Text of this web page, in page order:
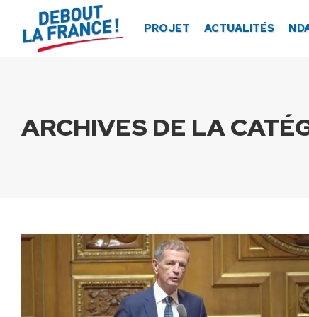
PROJET ACTUALITÉS
ARCHIVES DE LA
Panneau de gestion des cookies